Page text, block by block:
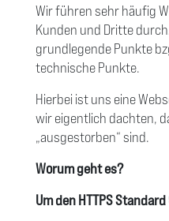
Wir führen sehr häufig
Kunden und Dritte
grundlegende Punkte
technische Punkte.
Hierbei ist uns eine
wir eigentlich dachten,
„ausgestorben“ sind.
Worum geht es?
Um den HTTPS Standard